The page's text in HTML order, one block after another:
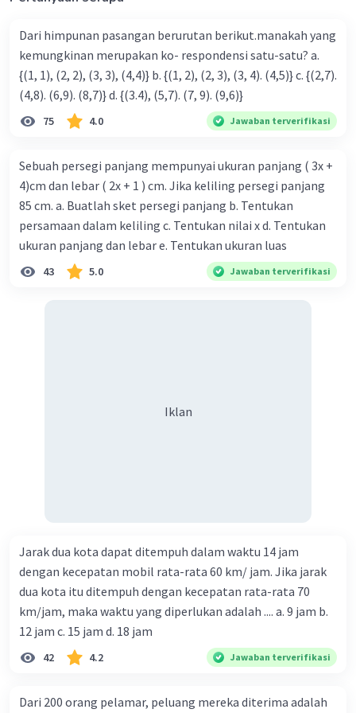
Dari himpunan pasangan berurutan berikut.manakah yang
kemungkinan merupakan ko- respondensi satu-satu? a.
{(1, 1), (2, 2), (3, 3), (4,4)} b. {(1, 2), (2, 3), (3, 4). (4,5)} c. {(2,7).
(4,8). (6,9). (8,7)} d. {(3.4), (5,7). (7, 9). (9,6)}
75 4.0 Jawaban terverifikasi
Sebuah persegi panjang mempunyai ukuran panjang ( 3x +
4)cm dan lebar ( 2x + 1 ) cm. Jika keliling persegi panjang
85 cm. a. Buatlah sket persegi panjang b. Tentukan
persamaan dalam keliling c. Tentukan nilai x d. Tentukan
ukuran panjang dan lebar e. Tentukan ukuran luas
43 5.0 Jawaban terverifikasi
Iklan
Jarak dua kota dapat ditempuh dalam waktu 14 jam
dengan kecepatan mobil rata-rata 60 km/ jam. Jika jarak
dua kota itu ditempuh dengan kecepatan rata-rata 70
km/jam, maka waktu yang diperlukan adalah .... a. 9 jam b.
12 jam c. 15 jam d. 18 jam
42 4.2 Jawaban terverifikasi
Dari 200 orang pelamar, peluang mereka diterima adalah